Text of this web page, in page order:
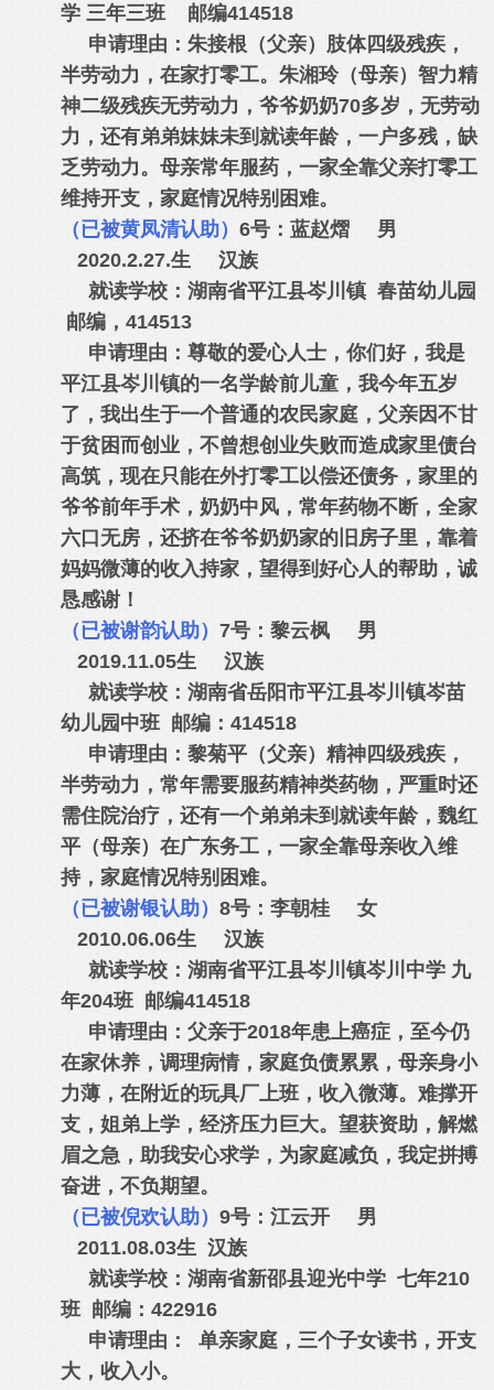
学 三年三班 邮编414518
申请理由：朱接根（父亲）肢体四级残疾，
半劳动力，在家打零工。朱湘玲（母亲）智力精
神二级残疾无劳动力，爷爷奶奶70多岁，无劳动
力，还有弟弟妹妹未到就读年龄，一户多残，缺
乏劳动力。母亲常年服药，一家全靠父亲打零工
维持开支，家庭情况特别困难。
（已被黄凤清认助） 6号：蓝赵熠 男
2020.2.27.生 汉族
就读学校：湖南省平江县岑川镇 春苗幼儿园
邮编，414513
申请理由：尊敬的爱心人士，你们好，我是
平江县岑川镇的一名学龄前儿童，我今年五岁
了，我出生于一个普通的农民家庭，父亲因不甘
于贫困而创业，不曾想创业失败而造成家里债台
高筑，现在只能在外打零工以偿还债务，家里的
爷爷前年手术，奶奶中风，常年药物不断，全家
六口无房，还挤在爷爷奶奶家的旧房子里，靠着
妈妈微薄的收入持家，望得到好心人的帮助，诚
恳感谢！
（已被谢韵认助） 7号：黎云枫 男
2019.11.05生 汉族
就读学校：湖南省岳阳市平江县岑川镇岑苗
幼儿园中班 邮编：414518
申请理由：黎菊平（父亲）精神四级残疾，
半劳动力，常年需要服药精神类药物，严重时还
需住院治疗，还有一个弟弟未到就读年龄，魏红
平（母亲）在广东务工，一家全靠母亲收入维
持，家庭情况特别困难。
（已被谢银认助） 8号：李朝桂 女
2010.06.06生 汉族
就读学校：湖南省平江县岑川镇岑川中学 九
年204班 邮编414518
申请理由：父亲于2018年患上癌症，至今仍
在家休养，调理病情，家庭负债累累，母亲身小
力薄，在附近的玩具厂上班，收入微薄。难撑开
支，姐弟上学，经济压力巨大。望获资助，解燃
眉之急，助我安心求学，为家庭减负，我定拼搏
奋进，不负期望。
（已被倪欢认助） 9号：江云开 男
2011.08.03生 汉族
就读学校：湖南省新邵县迎光中学 七年210
班 邮编：422916
申请理由： 单亲家庭，三个子女读书，开支
大，收入小。